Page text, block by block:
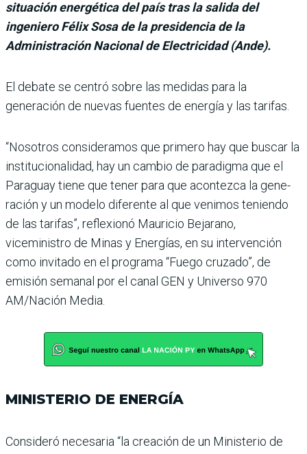
situación energética del país tras la salida del
ingeniero Félix Sosa de la presidencia de la
Administración Nacional de Electricidad (Ande).
El debate se centró sobre las medidas para la
generación de nuevas fuentes de energía y las tarifas.
“Nosotros consideramos que primero hay que buscar la
institucionalidad, hay un cambio de paradigma que el
Paraguay tiene que tener para que acontezca la gene­
ración y un modelo diferente al que venimos teniendo
de las tarifas”, reflexionó Mau­ricio Bejarano,
viceministro de Minas y Energías, en su intervención
como invitado en el programa “Fuego cru­zado”, de
emisión semanal por el canal GEN y Universo 970
AM/Nación Media.
MINISTERIO DE ENERGÍA
Consideró necesaria “la crea­ción de un Ministerio de